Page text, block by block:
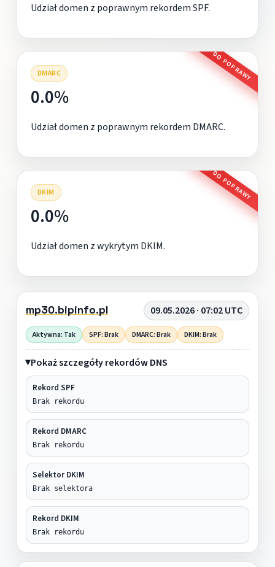
Udział domen z poprawnym rekordem SPF.
DMARC DO POPRAWY
0.0%
Udział domen z poprawnym rekordem DMARC.
DKIM DO POPRAWY
0.0%
Udział domen z wykrytym DKIM.
mp30.bipinfo.pl 09.05.2026 · 07:02 UTC
Aktywna: Tak SPF: Brak DMARC: Brak DKIM: Brak
Pokaż szczegóły rekordów DNS
Rekord SPF
Brak rekordu
Rekord DMARC
Brak rekordu
Selektor DKIM
Brak selektora
Rekord DKIM
Brak rekordu